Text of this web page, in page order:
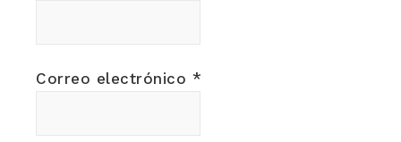
Correo electrónico *